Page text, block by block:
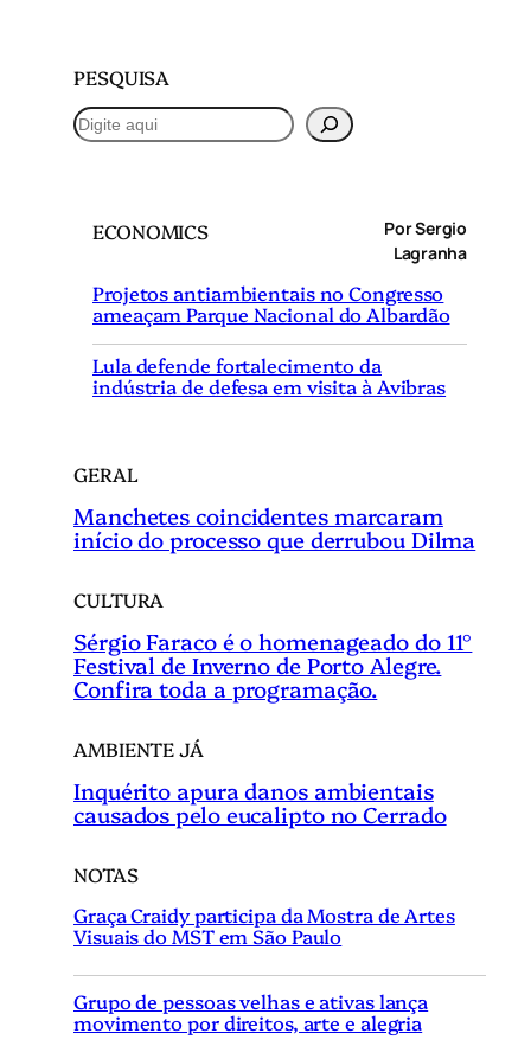
PESQUISA
P
e
ECONOMICS
Por Sergio
Lagranha
Projetos antiambientais no Congresso
ameaçam Parque Nacional do Albardão
Lula defende fortalecimento da
indústria de defesa em visita à Avibras
GERAL
Manchetes coincidentes marcaram
início do processo que derrubou Dilma
CULTURA
Sérgio Faraco é o homenageado do 11°
Festival de Inverno de Porto Alegre.
Confira toda a programação.
AMBIENTE JÁ
Inquérito apura danos ambientais
causados pelo eucalipto no Cerrado
NOTAS
Graça Craidy participa da Mostra de Artes
Visuais do MST em São Paulo
Grupo de pessoas velhas e ativas lança
movimento por direitos, arte e alegria